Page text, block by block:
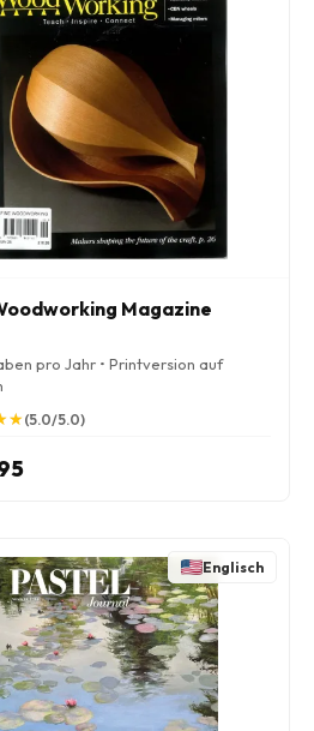
Magazine
pro Jahr • Printversion auf
★
★(5.0/5.0)
Englisch